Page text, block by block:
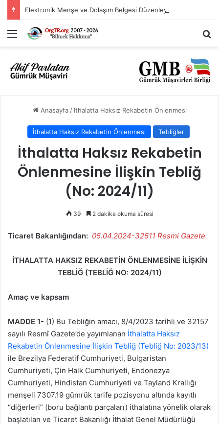
Menü
Anasayfa / İthalatta Haksız Rekabetin Önlenmesi
İthalatta Haksız Rekabetin Önlenmesi Tebliğler
İthalatta Haksız Rekabetin
Önlenmesine İlişkin Tebliğ
(No: 2024/11)
39 2 dakika okuma süresi
Ticaret Bakanlığından: 05.04.2024-32511 Resmi Gazete
İTHALATTA HAKSIZ REKABETİN ÖNLENMESİNE İLİŞKİN
TEBLİĞ (TEBLİĞ NO: 2024/11)
Amaç ve kapsam
MADDE 1- (1) Bu Tebliğin amacı, 8/4/2023 tarihli ve 32157
sayılı Resmî Gazete’de yayımlanan İthalatta Haksız
Rekabetin Önlenmesine İlişkin Tebliğ (Tebliğ No: 2023/13)
ile Brezilya Federatif Cumhuriyeti, Bulgaristan
Cumhuriyeti, Çin Halk Cumhuriyeti, Endonezya
Cumhuriyeti, Hindistan Cumhuriyeti ve Tayland Krallığı
menşeli 7307.19 gümrük tarife pozisyonu altında kayıtlı
“diğerleri” (boru bağlantı parçaları) ithalatına yönelik olarak
başlatılan ve Ticaret Bakanlığı İthalat Genel Müdürlüğü